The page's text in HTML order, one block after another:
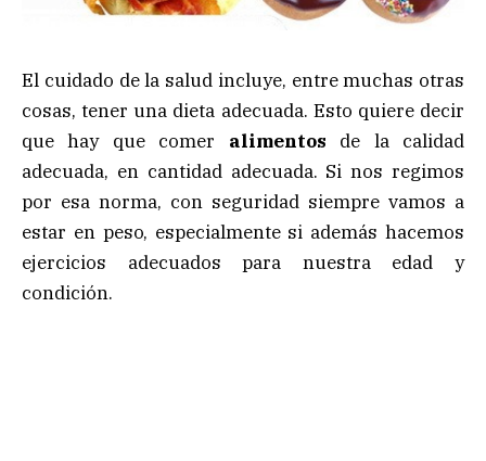
El cuidado de la salud incluye, entre muchas otras
cosas, tener una dieta adecuada. Esto quiere decir
que hay que comer alimentos de la calidad
adecuada, en cantidad adecuada. Si nos regimos
por esa norma, con seguridad siempre vamos a
estar en peso, especialmente si además hacemos
ejercicios adecuados para nuestra edad y
condición.